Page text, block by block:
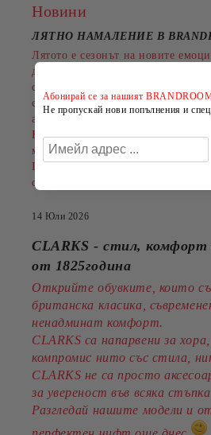
Новини
ЛЯТНО НАМАЛЕНИЕ В
Лятото е сезонът на новите
добрите оферти. Именно затова
стартира своята
с намаления до -50%на избрани
аксесоари.
Намаленията важат за
марки, а количествата са
Пазарувайте сега и подарете на
стил на по-добра цена!
14 Юли 2026
CLARKS - стил,
от 1825година
Открийте обувките, които
британска класика,
ненадминат комфорт.
CLARKS са напарвени за
компромис нито със стила,
CLARKS не са просто
за увереност във всяка
Разгледай нашите модели и
Абонирай се за нашият
Не пропускай нови попълнения и